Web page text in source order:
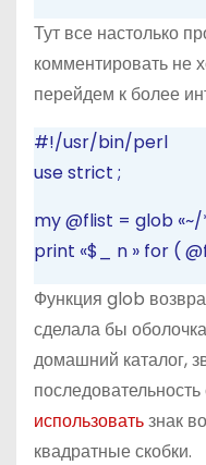
Тут все настолько
комментировать не
перейдем к более
#!/usr/bin/perl
usestrict ;
my@flist = glob
print «$_ n » for (
Функция glob
сделала бы
домашний каталог,
использоватьзнак
квадратные скобки.